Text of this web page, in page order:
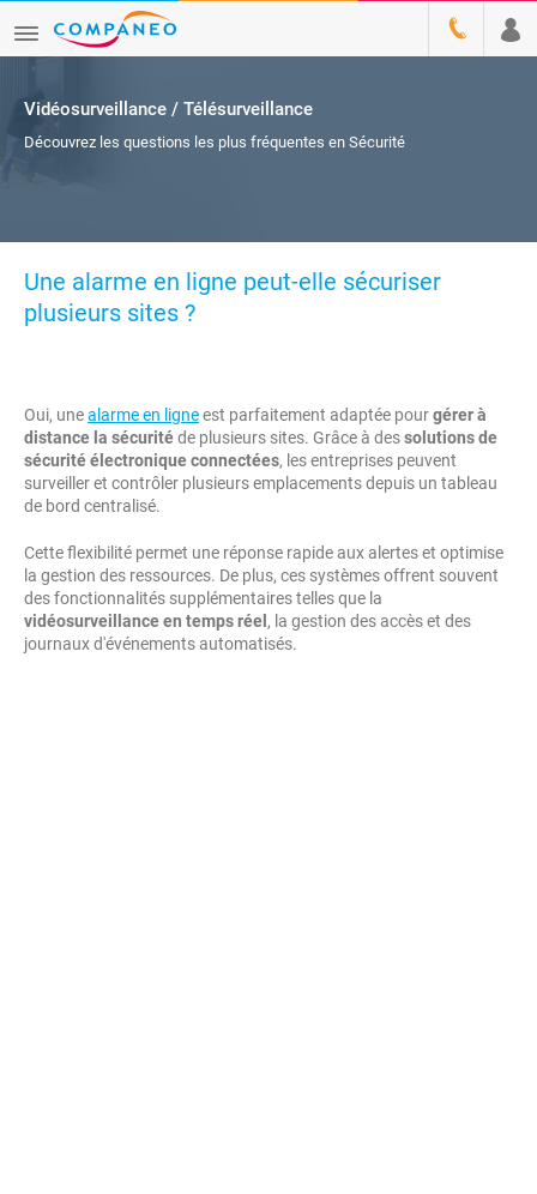
Vidéosurveillance / Télésurveillance
Découvrez les questions les plus fréquentes en Sécurité
Une alarme en ligne peut-elle sécuriser
plusieurs sites ?
Oui, unealarme en ligneest parfaitement adaptée pourgérer à
distance la sécuritéde plusieurs sites. Grâce à dessolutions de
sécurité électronique connectées, les entreprises peuvent
surveiller et contrôler plusieurs emplacements depuis un tableau
de bord centralisé.
Cette flexibilité permet une réponse rapide aux alertes et optimise
la gestion des ressources. De plus, ces systèmes offrent souvent
des fonctionnalités supplémentaires telles que la
vidéosurveillance en temps réel , la gestion des accès et des
journaux d'événements automatisés.